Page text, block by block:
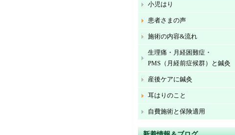
小児はり
患者さまの声
施術の内容&流れ
生理痛・月経困難症・
PMS（月経前症候群）と鍼灸
産後ケアに鍼灸
耳はりのこと
自費施術と保険適用